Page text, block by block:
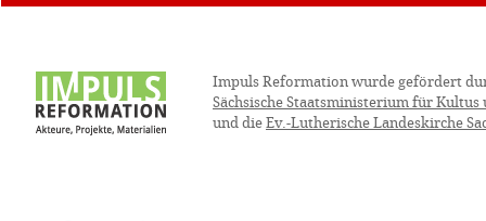
Impuls Reformation wurde gefördert
Sächsische Staatsministerium für Kultus
und die Ev.-Lutherische Landeskirche